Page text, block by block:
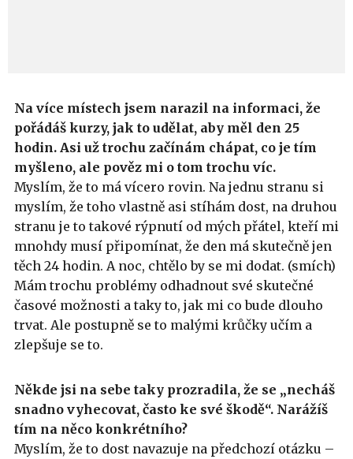
Na více místech jsem narazil na informaci, že
pořádáš kurzy, jak to udělat, aby měl den 25
hodin. Asi už trochu začínám chápat, co je tím
myšleno, ale pověz mi o tom trochu víc.
Myslím, že to má vícero rovin. Na jednu stranu si
myslím, že toho vlastně asi stíhám dost, na druhou
stranu je to takové rýpnutí od mých přátel, kteří mi
mnohdy musí připomínat, že den má skutečně jen
těch 24 hodin. A noc, chtělo by se mi dodat. (smích)
Mám trochu problémy odhadnout své skutečné
časové možnosti a taky to, jak mi co bude dlouho
trvat. Ale postupně se to malými krůčky učím a
zlepšuje se to.
Někde jsi na sebe taky prozradila, že se „necháš
snadno vyhecovat, často ke své škodě“. Narážíš
tím na něco konkrétního?
Myslím, že to dost navazuje na předchozí otázku –